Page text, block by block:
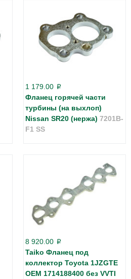
1 179.00 p
Фланец горячей части
турбины (на выхлоп)
Nissan SR20 (нержа) 7201B-
F1 SS
8 920.00 p
Taiko Фланец под
коллектор Toyota 1JZGTE
OEM 1714188400 без VVTI